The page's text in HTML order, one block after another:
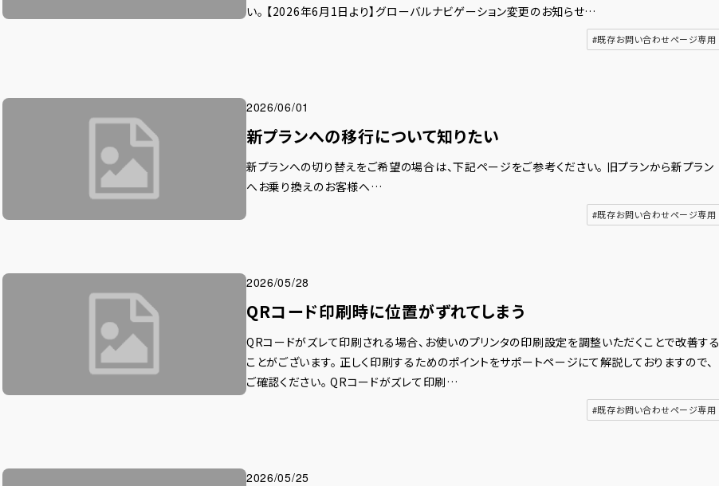
い。 【2026年6月1日より】グローバルナビゲーション変更のお知らせ…
#既存お問い合わせページ専用
2026/06/01
新プランへの移行について知りたい
新プランへの切り替えをご希望の場合は、下記ページをご参考ください。 旧プランから新プラン
へお乗り換えのお客様へ…
#既存お問い合わせページ専用
2026/05/28
QRコード印刷時に位置がずれてしまう
QRコードがズレて印刷される場合、お使いのプリンタの印刷設定を調整いただくことで改善する
ことがございます。 正しく印刷するためのポイントをサポートページにて解説しておりますので、
ご確認ください。 QRコードがズレて印刷…
#既存お問い合わせページ専用
2026/05/25